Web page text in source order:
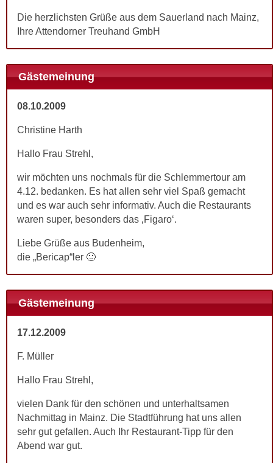
Die herzlichsten Grüße aus dem Sauerland nach Mainz,
Ihre Attendorner Treuhand GmbH
Gästemeinung
08.10.2009
Christine Harth
Hallo Frau Strehl,
wir möchten uns nochmals für die Schlemmertour am
4.12. bedanken. Es hat allen sehr viel Spaß gemacht
und es war auch sehr informativ. Auch die Restaurants
waren super, besonders das ‚Figaro‘.
Liebe Grüße aus Budenheim,
die „Bericap“ler 🙂
Gästemeinung
17.12.2009
F. Müller
Hallo Frau Strehl,
vielen Dank für den schönen und unterhaltsamen
Nachmittag in Mainz. Die Stadtführung hat uns allen
sehr gut gefallen. Auch Ihr Restaurant-Tipp für den
Abend war gut.